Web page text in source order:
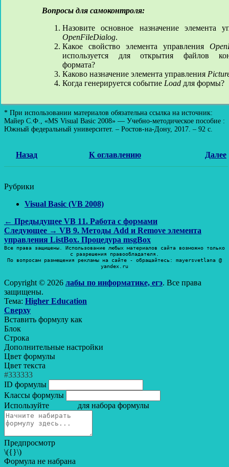
Вопросы для самоконтроля:
Назовите основное назначение элемента
OpenFileDialog.
Какое свойство элемента управления
используется для открытия файлов
формата?
Каково назначение элемента управления
Когда генерируется событие Load для формы?
* При использовании материалов обязательна ссылка на источник:
Майер С.Ф., «MS Visual Basic 2008» — Учебно-методическое пособие :
Южный федеральный университет. – Ростов-на-Дону, 2017. – 92 с.
Назад К оглавлению Далее
Рубрики
Visual Basic (VB 2008)
Навигация
по
записям
← Предыдущее Предыдущая
запись:
VB 11. Работа с формами
Следующее → Следующая
запись:
VB 9. Методы Add и Remove элемента
управления ListBox. Процедура msgBox
Все права защищены. Использование любых материалов сайта возможно только
с разрешения правообладателя.
По вопросам размещения рекламы на сайте - обращайтесь: mayersvetlana @
yandex.ru
Copyright © 2026 лабы по информатике, егэ. Все права
защищены.
Тема: Higher Education
Прокрутить
вверх
Сверху
Вставить формулу как
Блок
Строка
Дополнительные настройки
Цвет формулы
Цвет текста
#333333
ID формулы
Классы формулы
Используйте
для набора формулы
Предпросмотр
\({}\)
Формула не набрана